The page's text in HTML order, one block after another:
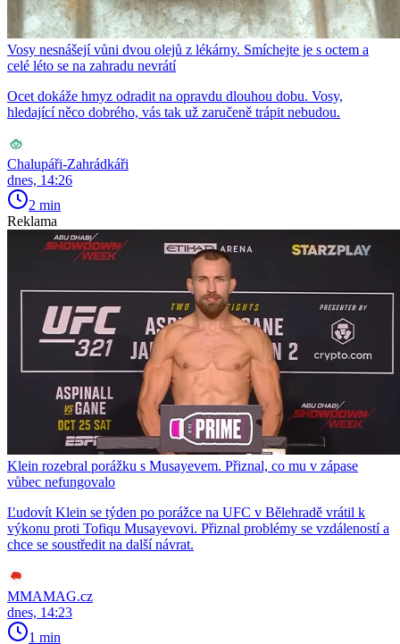
Vosy nesnášejí vůni dvou olejů z lékárny. Smíchejte je s octem a
celé léto se na zahradu nevrátí
Ocet dokáže hmyz odradit na opravdu dlouhou dobu. Vosy,
hledající něco dobrého, vás tak už zaručeně trápit nebudou.
Chalupáři-Zahrádkáři
dnes, 14:26
2 min
Reklama
Klein rozebral porážku s Musayevem. Přiznal, co mu v zápase
vůbec nefungovalo
Ľudovít Klein se týden po porážce na UFC v Bělehradě vrátil k
výkonu proti Tofiqu Musayevovi. Přiznal problémy se vzdáleností a
chce se soustředit na další návrat.
MMAMAG.cz
dnes, 14:23
1 min